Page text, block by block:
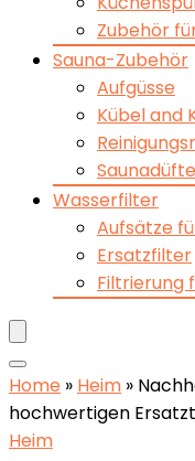
Zubehör
Sauna-Zubehör
Aufgüsse
Kübel and
Wasserfilter
Aufsätze
Ersatzfilter
Filtrierung
Home » Heim »
hochwertigen
Heim